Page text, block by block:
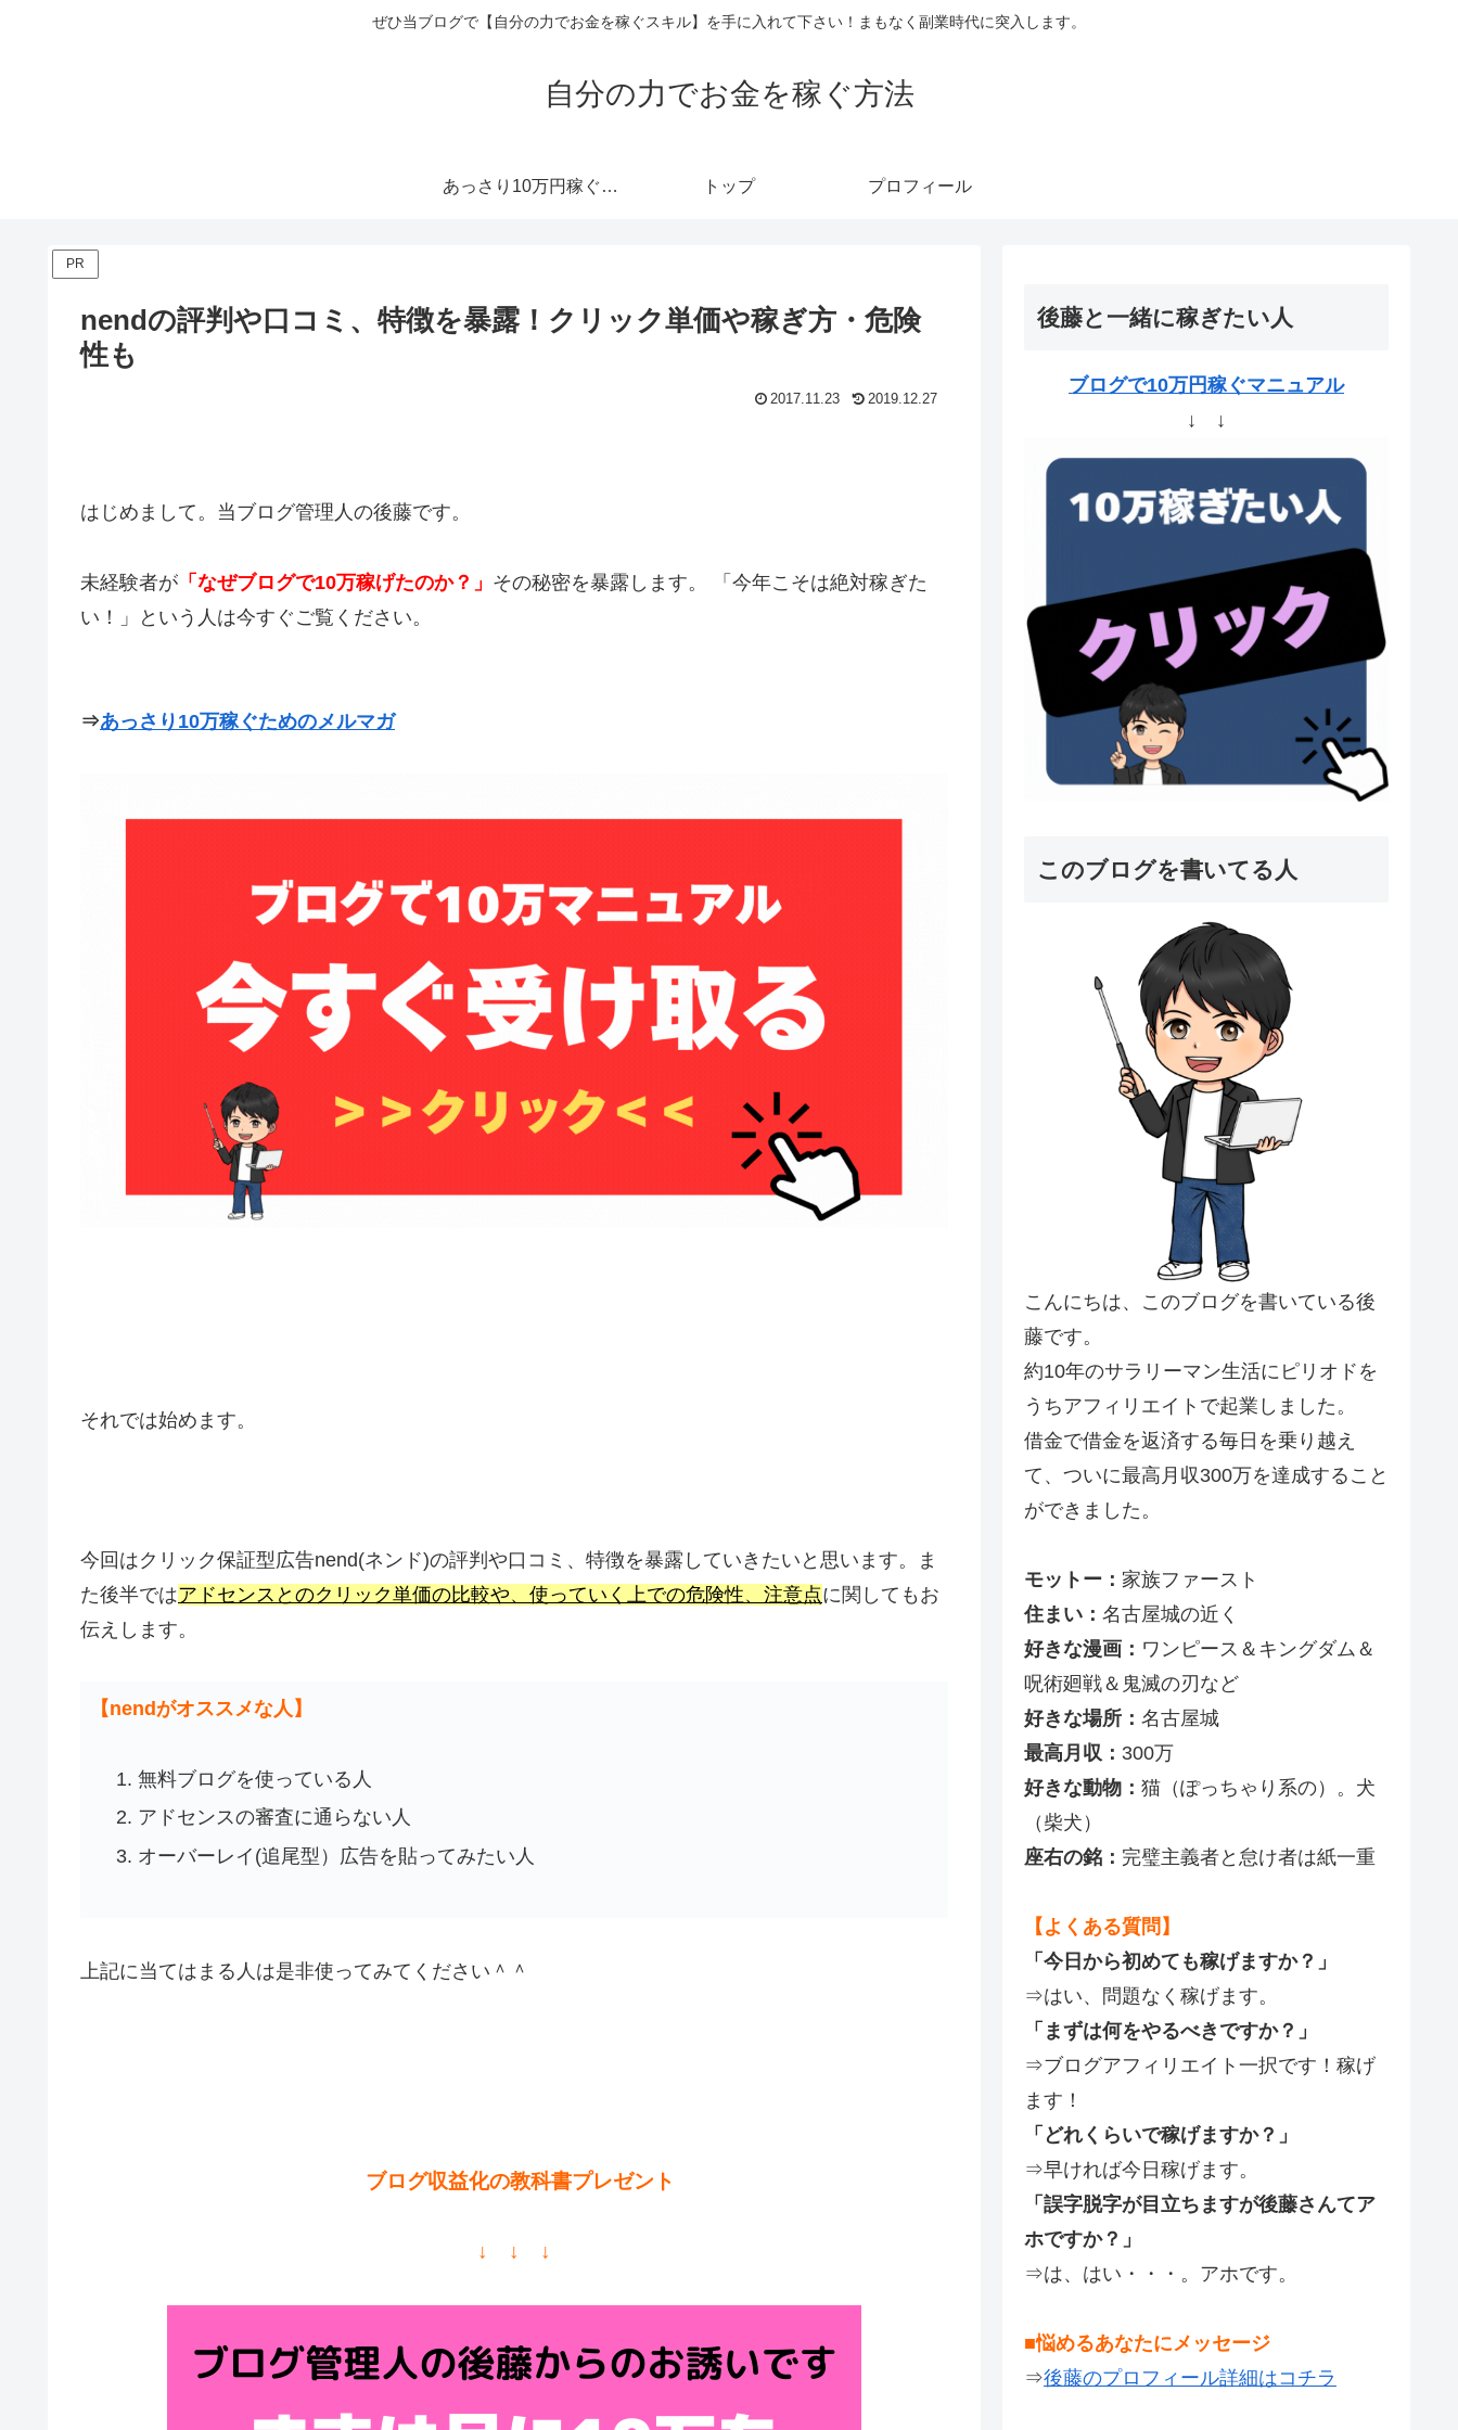
ぜひ当ブログで【自分の力でお金を稼ぐスキル】を手に入れて下さい！まもなく副業時代に突入します。
自分の力でお金を稼ぐ方法
あっさり10万円稼ぐメルマガ トップ プロフィール
PR
nendの評判や口コミ、特徴を暴露！クリック単価や稼ぎ方・危険
性も
2017.11.23 2019.12.27
はじめまして。当ブログ管理人の後藤です。
未経験者が 「なぜブログで10万稼げたのか？」 その秘密を暴露します。 「今年こそは絶対稼ぎた
い！」という人は今すぐご覧ください。
⇒あっさり10万稼ぐためのメルマガ
それでは始めます。
今回はクリック保証型広告nend(ネンド)の評判や口コミ、特徴を暴露していきたいと思います。ま
た後半ではアドセンスとのクリック単価の比較や、使っていく上での危険性、注意点に関してもお
伝えします。
【nendがオススメな人】
無料ブログを使っている人
アドセンスの審査に通らない人
オーバーレイ(追尾型）広告を貼ってみたい人
上記に当てはまる人は是非使ってみてください＾＾
ブログ収益化の教科書プレゼント
↓ ↓ ↓
後藤と一緒に稼ぎたい人
ブログで10万円稼ぐマニュアル
↓ ↓
このブログを書いてる人
こんにちは、このブログを書いている後
藤です。
約10年のサラリーマン生活にピリオドを
うちアフィリエイトで起業しました。
借金で借金を返済する毎日を乗り越え
て、ついに最高月収300万を達成すること
ができました。
モットー： 家族ファースト
住まい： 名古屋城の近く
好きな漫画： ワンピース＆キングダム＆
呪術廻戦＆鬼滅の刃など
好きな場所： 名古屋城
最高月収： 300万
好きな動物： 猫（ぽっちゃり系の）。犬
（柴犬）
座右の銘： 完璧主義者と怠け者は紙一重
【よくある質問】
「今日から初めても稼げますか？」
⇒はい、問題なく稼げます。
「まずは何をやるべきですか？」
⇒ブログアフィリエイト一択です！稼げ
ます！
「どれくらいで稼げますか？」
⇒早ければ今日稼げます。
「誤字脱字が目立ちますが後藤さんてア
ホですか？」
⇒は、はい・・・。アホです。
■悩めるあなたにメッセージ
⇒後藤のプロフィール詳細はコチラ